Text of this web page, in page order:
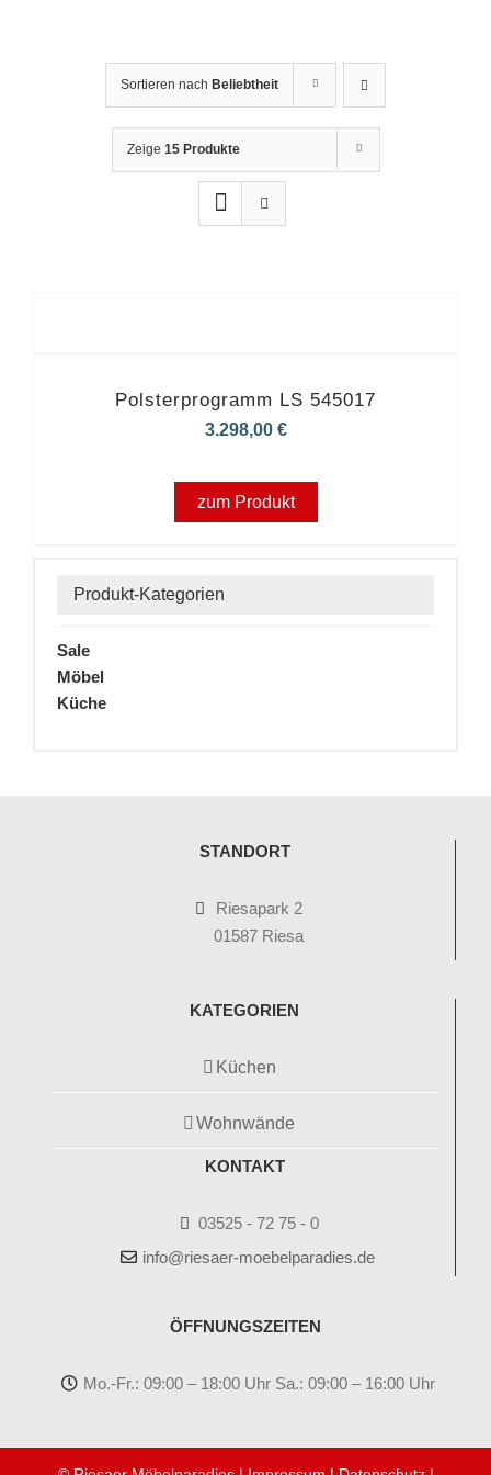
Sortieren nach Beliebtheit
Zeige 15 Produkte
Polsterprogramm LS 545017
3.298,00 €
zum Produkt
Produkt-Kategorien
Sale
Möbel
Küche
STANDORT
Riesapark 2
01587 Riesa
KATEGORIEN
Küchen
Wohnwände
KONTAKT
03525 - 72 75 - 0
info@riesaer-moebelparadies.de
ÖFFNUNGSZEITEN
Mo.-Fr.: 09:00 – 18:00 Uhr Sa.: 09:00 – 16:00 Uhr